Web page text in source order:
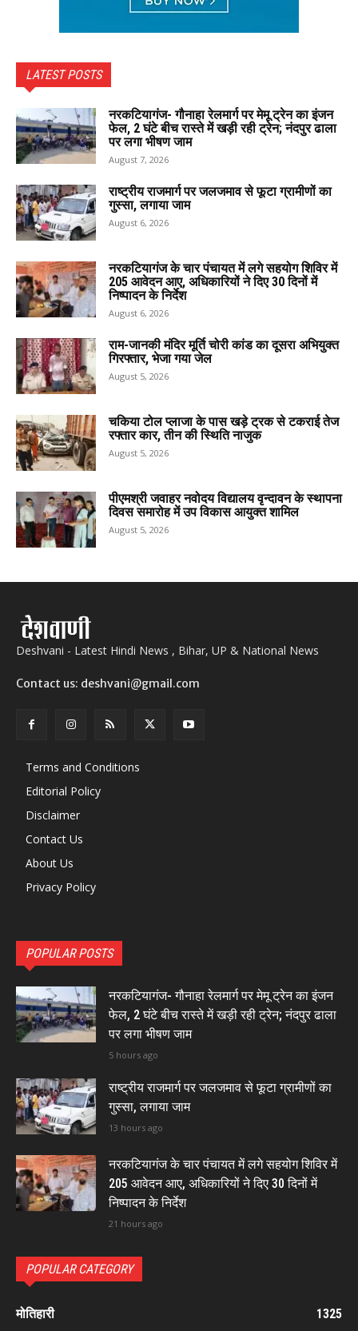
LATEST POSTS
नरकटियागंज- गौनाहा रेलमार्ग पर मेमू ट्रेन का इंजन
फेल, 2 घंटे बीच रास्ते में खड़ी रही ट्रेन; नंदपुर ढाला
पर लगा भीषण जाम
August 7, 2026
राष्ट्रीय राजमार्ग पर जलजमाव से फूटा ग्रामीणों का
गुस्सा, लगाया जाम
August 6, 2026
नरकटियागंज के चार पंचायत में लगे सहयोग शिविर में
205 आवेदन आए, अधिकारियों ने दिए 30 दिनों में
निष्पादन के निर्देश
August 6, 2026
राम-जानकी मंदिर मूर्ति चोरी कांड का दूसरा अभियुक्त
गिरफ्तार, भेजा गया जेल
August 5, 2026
चकिया टोल प्लाजा के पास खड़े ट्रक से टकराई तेज
रफ्तार कार, तीन की स्थिति नाजुक
August 5, 2026
पीएमश्री जवाहर नवोदय विद्यालय वृन्दावन के स्थापना
दिवस समारोह में उप विकास आयुक्त शामिल
August 5, 2026
Deshvani - Latest Hindi News , Bihar, UP & National News
Contact us: deshvani@gmail.com
Terms and Conditions
Editorial Policy
Disclaimer
Contact Us
About Us
Privacy Policy
POPULAR POSTS
नरकटियागंज- गौनाहा रेलमार्ग पर मेमू ट्रेन का इंजन
फेल, 2 घंटे बीच रास्ते में खड़ी रही ट्रेन; नंदपुर ढाला
पर लगा भीषण जाम
5 hours ago
राष्ट्रीय राजमार्ग पर जलजमाव से फूटा ग्रामीणों का
गुस्सा, लगाया जाम
13 hours ago
नरकटियागंज के चार पंचायत में लगे सहयोग शिविर में
205 आवेदन आए, अधिकारियों ने दिए 30 दिनों में
निष्पादन के निर्देश
21 hours ago
POPULAR CATEGORY
मोतिहारी
1325